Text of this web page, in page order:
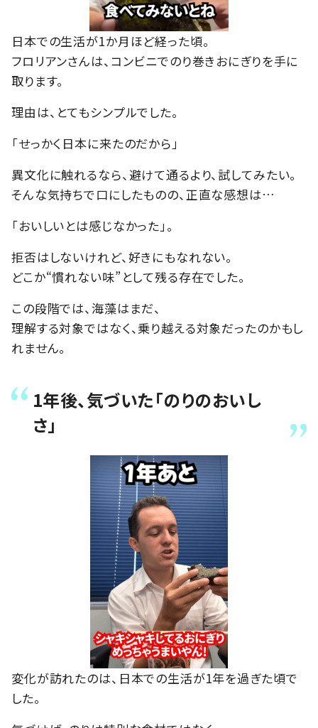
日本での生活が1か月ほど経った頃。
フロリアンさんは、コンビニでのり巻きおにぎりを手に
取ります。
理由は、とてもシンプルでした。
「せっかく日本に来たのだから」
異文化に触れるなら、避けて通るより、試してみたい。
そんな気持ちで口にしたものの、正直な感想は…
「おいしいとは感じなかった」。
拒否はしないけれど、好きにもなれない。
どこか“慣れない味”として残る存在でした。
この段階では、海藻はまだ、
理解する対象ではなく、乗り越える対象だったのかもし
れません。
1年後、気づいた「のりのおいし
さ」
変化が訪れたのは、日本での生活が1年を過ぎた頃で
した。